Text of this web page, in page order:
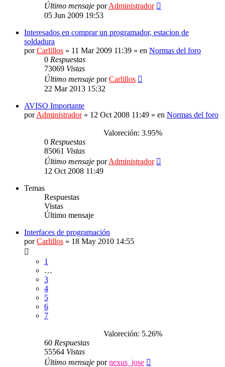
Último mensaje porAdministrador
05 Jun 2009 19:53
Interesados en comprar un programador, estacion de
soldadura
porCarlillos » 11 Mar 2009 11:39 » en Normas del foro
0 Respuestas
73069 Vistas
Último mensaje porCarlillos
22 Mar 2013 15:32
AVISO Importante
porAdministrador» 12 Oct 2008 11:49 » en Normas del foro
Valoreción: 3.95%
0 Respuestas
85061 Vistas
Último mensaje porAdministrador
12 Oct 2008 11:49
Temas
Respuestas
Vistas
Último mensaje
Interfaces de programación
porCarlillos » 18 May 2010 14:55
1
…
3
4
5
6
7
Valoreción: 5.26%
60 Respuestas
55564 Vistas
Último mensaje pornexus_jose